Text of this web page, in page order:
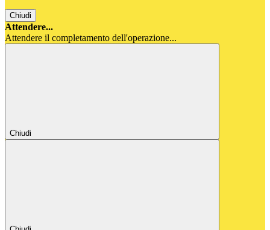
Chiudi
Attendere...
Attendere il completamento dell'operazione...
Chiudi